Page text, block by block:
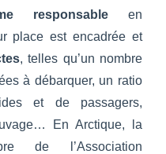
responsable
en
place est encadrée et
, telles qu’un nombre
à débarquer, un ratio
et de passagers,
En Arctique, la
de l’Association